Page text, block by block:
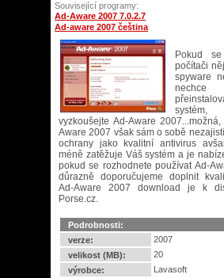
Související programy:
Ad-Aware 2007 7.0.2.7
Ad-aware 2007 čeština
Pokud
počítači
spyware
vyzkoušejte Ad-Aware
Aware 2007 však sám o sobě
ochrany jako kvalitní antivirus
méně zatěžuje Váš systém a je
pokud se rozhodnete používat Ad-
důrazně doporučujeme doplnit
Ad-Aware 2007 download je k
Porse.cz.
Podrobnosti:
verze:
2007
velikost (MB):
20
výrobce:
Lavasoft